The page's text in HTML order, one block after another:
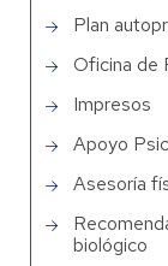
Plan
Oficina de
Impresos
Apoyo
Asesoría
biológico